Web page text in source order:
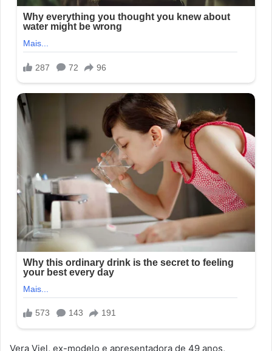
Vera Viel, ex-modelo e apresentadora de 49 anos,